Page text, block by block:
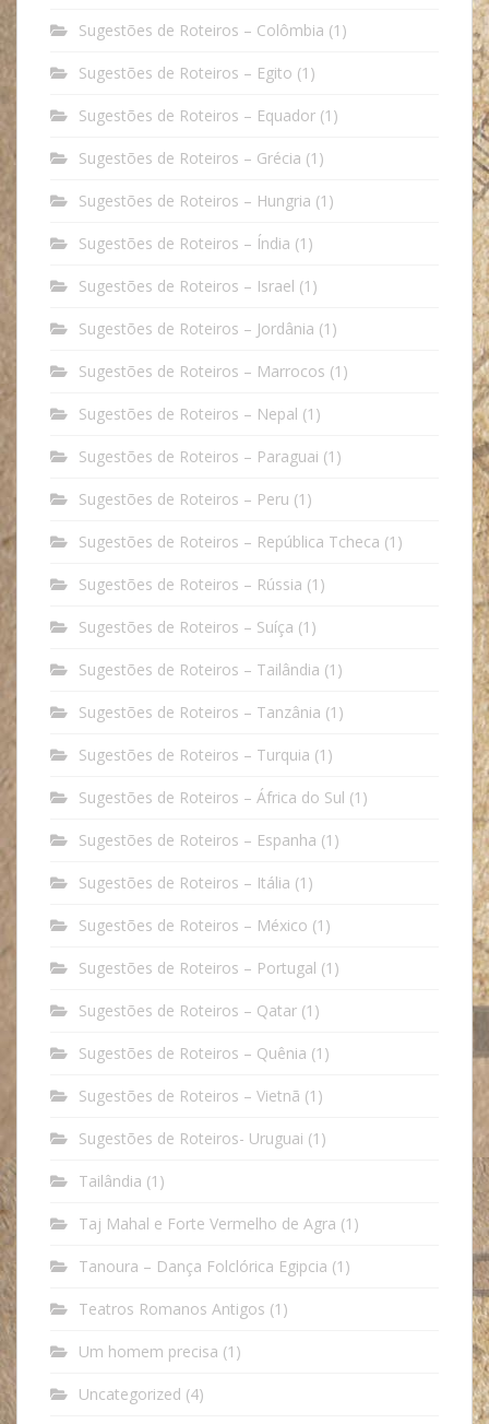
Sugestões de Roteiros – Colômbia (1)
Sugestões de Roteiros – Egito (1)
Sugestões de Roteiros – Equador (1)
Sugestões de Roteiros – Grécia (1)
Sugestões de Roteiros – Hungria (1)
Sugestões de Roteiros – Índia (1)
Sugestões de Roteiros – Israel (1)
Sugestões de Roteiros – Jordânia (1)
Sugestões de Roteiros – Marrocos (1)
Sugestões de Roteiros – Nepal (1)
Sugestões de Roteiros – Paraguai (1)
Sugestões de Roteiros – Peru (1)
Sugestões de Roteiros – República Tcheca (1)
Sugestões de Roteiros – Rússia (1)
Sugestões de Roteiros – Suíça (1)
Sugestões de Roteiros – Tailândia (1)
Sugestões de Roteiros – Tanzânia (1)
Sugestões de Roteiros – Turquia (1)
Sugestões de Roteiros – África do Sul (1)
Sugestões de Roteiros – Espanha (1)
Sugestões de Roteiros – Itália (1)
Sugestões de Roteiros – México (1)
Sugestões de Roteiros – Portugal (1)
Sugestões de Roteiros – Qatar (1)
Sugestões de Roteiros – Quênia (1)
Sugestões de Roteiros – Vietnã (1)
Sugestões de Roteiros- Uruguai (1)
Tailândia (1)
Taj Mahal e Forte Vermelho de Agra (1)
Tanoura – Dança Folclórica Egipcia (1)
Teatros Romanos Antigos (1)
Um homem precisa (1)
Uncategorized (4)